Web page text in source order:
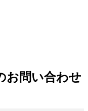
問い合わせ